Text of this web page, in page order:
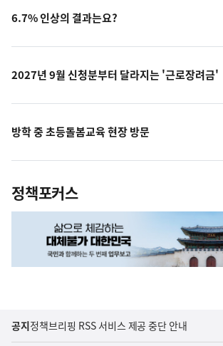
6.7% 인상의 결과는요?
2027년 9월 신청분부터 달라지는 '근로장려금'
방학 중 초등돌봄교육 현장 방문
정책포커스
공지정책브리핑 RSS 서비스 제공 중단 안내